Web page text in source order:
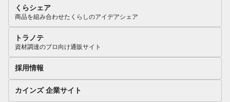
くらシェア
商品を組み合わせたくらしのアイデアシェア
トラノテ
資材調達のプロ向け通販サイト
採用情報
カインズ 企業サイト